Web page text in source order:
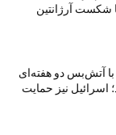
شکست آرژانتین
با آتش‌بس دو هفته‌ای
اسرائیل نیز حمایت